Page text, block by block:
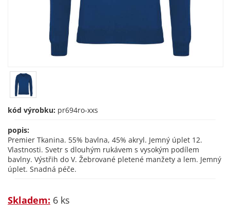
kód výrobku: pr694ro-xxs
popis:
Premier Tkanina. 55% bavlna, 45% akryl. Jemný úplet 12.
Vlastnosti. Svetr s dlouhým rukávem s vysokým podílem
bavlny. Výstřih do V. Žebrované pletené manžety a lem. Jemný
úplet. Snadná péče.
Skladem: 6 ks